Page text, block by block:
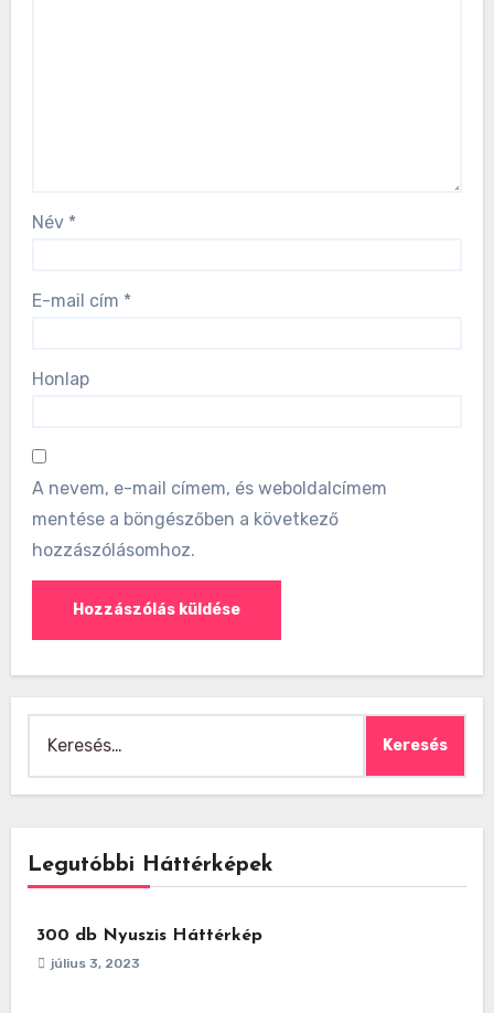
Név *
E-mail cím *
Honlap
A nevem, e-mail címem, és weboldalcímem
mentése a böngészőben a következő
hozzászólásomhoz.
Legutóbbi Háttérképek
300 db Nyuszis Háttérkép
július 3, 2023